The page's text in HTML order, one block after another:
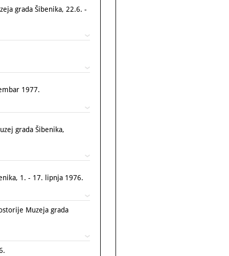
grada Šibenika, 22.6. -
1977.
grada Šibenika,
1. - 17. lipnja 1976.
Muzeja grada